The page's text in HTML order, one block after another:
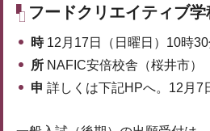
フードクリエイティブ学
時 12月17日（日曜日）10時
所 NAFIC安倍校舎（桜井市）
申 詳しくは下記HPへ。12月7